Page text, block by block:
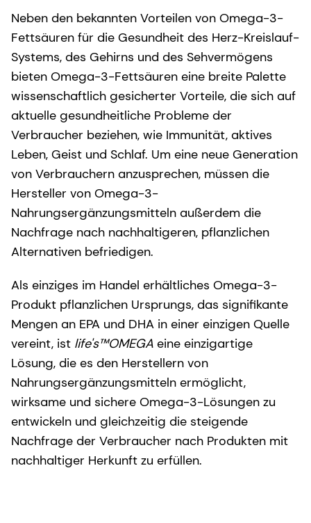
Neben den bekannten Vorteilen von Omega-3-
Fettsäuren für die Gesundheit des Herz-Kreislauf-
Systems, des Gehirns und des Sehvermögens
bieten Omega-3-Fettsäuren eine breite Palette
wissenschaftlich gesicherter Vorteile, die sich auf
aktuelle gesundheitliche Probleme der
Verbraucher beziehen, wie Immunität, aktives
Leben, Geist und Schlaf. Um eine neue Generation
von Verbrauchern anzusprechen, müssen die
Hersteller von Omega-3-
Nahrungsergänzungsmitteln außerdem die
Nachfrage nach nachhaltigeren, pflanzlichen
Alternativen befriedigen.
Als einziges im Handel erhältliches Omega-3-
Produkt pflanzlichen Ursprungs, das signifikante
Mengen an EPA und DHA in einer einzigen Quelle
vereint, ist life's™OMEGA eine einzigartige
Lösung, die es den Herstellern von
Nahrungsergänzungsmitteln ermöglicht,
wirksame und sichere Omega-3-Lösungen zu
entwickeln und gleichzeitig die steigende
Nachfrage der Verbraucher nach Produkten mit
nachhaltiger Herkunft zu erfüllen.